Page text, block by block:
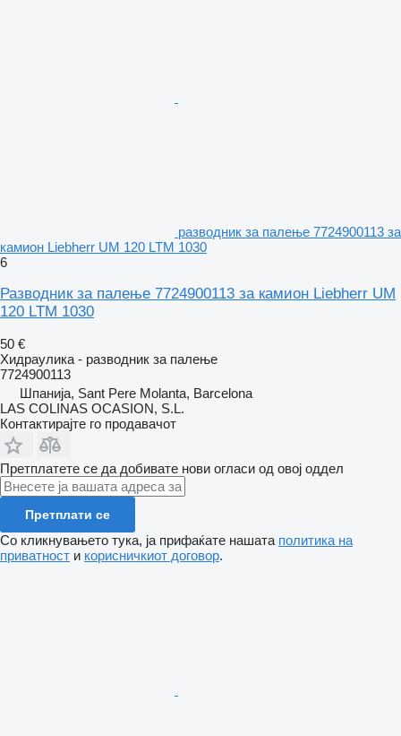
разводник за палење 7724900113 за
камион Liebherr UM 120 LTM 1030
6
Разводник за палење 7724900113 за камион Liebherr UM
120 LTM 1030
50 €
Хидраулика - разводник за палење
7724900113
Шпанија, Sant Pere Molanta, Barcelona
LAS COLINAS OCASION, S.L.
Контактирајте го продавачот
Претплатете се да добивате нови огласи од овој оддел
Претплати се
Со кликнувањето тука, ја прифаќате нашата политика на
приватност и корисничкиот договор.